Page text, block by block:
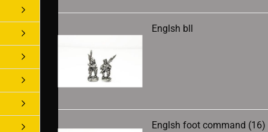
Englsh bll
Englsh foot command (16)